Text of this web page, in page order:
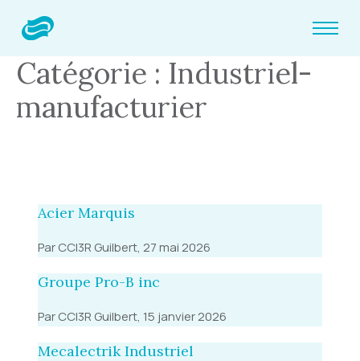
Catégorie : Industriel-
manufacturier
Acier Marquis
Par CCI3R Guilbert, 27 mai 2026
Groupe Pro-B inc
Par CCI3R Guilbert, 15 janvier 2026
Mecalectrik Industriel